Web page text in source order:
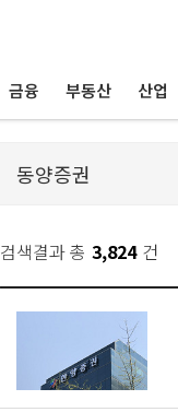
금융 부동산 산업
검색결과 총 3,824 건